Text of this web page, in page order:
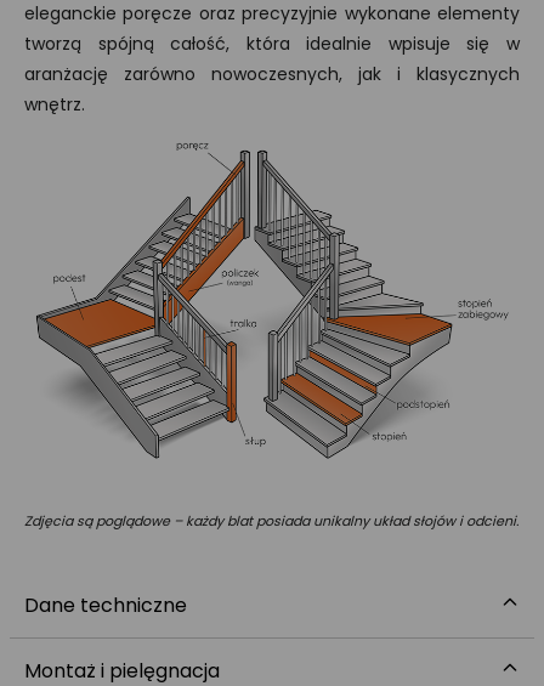
eleganckie poręcze oraz precyzyjnie wykonane elementy
tworzą spójną całość, która idealnie wpisuje się w
aranżację zarówno nowoczesnych, jak i klasycznych
wnętrz.
Zdjęcia są poglądowe – każdy blat posiada unikalny układ słojów i odcieni.
Dane techniczne
Montaż i pielęgnacja